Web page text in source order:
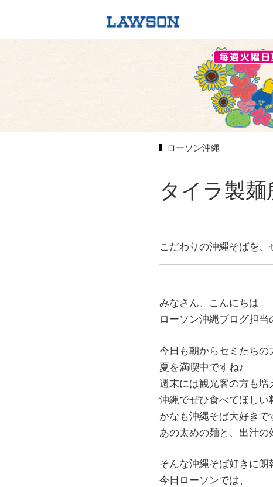
ローソン沖縄
タイラ製麺
こだわりの沖縄そばを、
みなさん、こんにちは
ローソン沖縄ブログ担当
今日も朝からセミたちの
夏を満喫中ですね♪
週末には観光客の方も増
沖縄でぜひ食べてほし
かなも沖縄そば大好きで
あの太めの麺と、出汁
そんな沖縄そば好きに朗
今日ローソンでは、